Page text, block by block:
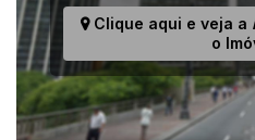
Clique aqui e veja a
o